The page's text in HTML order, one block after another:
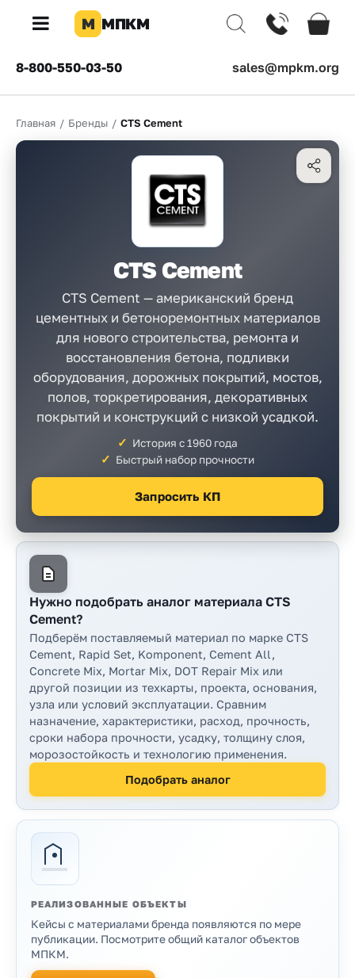
×
КОМПАНИЯ
товаров
Бренды
лист
Проектировщикам
Контакты
8
800
550-
03-
50
sales@mpkm.org
М МПКМ
8-800-550-03-50 sales@mpkm.org
Главная / Бренды / CTS Cement
CTS Cement
CTS Cement — американский бренд
цементных и бетоноремонтных материалов
для нового строительства, ремонта и
восстановления бетона, подливки
оборудования, дорожных покрытий, мостов,
полов, торкретирования, декоративных
покрытий и конструкций с низкой усадкой.
История с 1960 года
Быстрый набор прочности
Запросить КП
Нужно подобрать аналог материала CTS
Cement?
Подберём поставляемый материал по марке CTS
Cement, Rapid Set, Komponent, Cement All,
Concrete Mix, Mortar Mix, DOT Repair Mix или
другой позиции из техкарты, проекта, основания,
узла или условий эксплуатации. Сравним
назначение, характеристики, расход, прочность,
сроки набора прочности, усадку, толщину слоя,
морозостойкость и технологию применения.
Подобрать аналог
РЕАЛИЗОВАННЫЕ ОБЪЕКТЫ
Кейсы с материалами бренда появляются по мере
публикации. Посмотрите общий каталог объектов
МПКМ.